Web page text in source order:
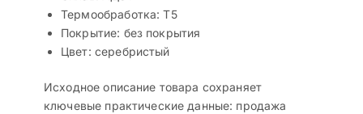
Термообработка: T5
Покрытие: без покрытия
Цвет: серебристый
Исходное описание товара сохраняет
ключевые практические данные: продажа